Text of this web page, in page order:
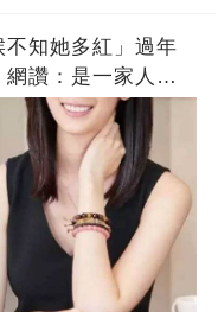
知她多紅」過年
讚：是一家人沒